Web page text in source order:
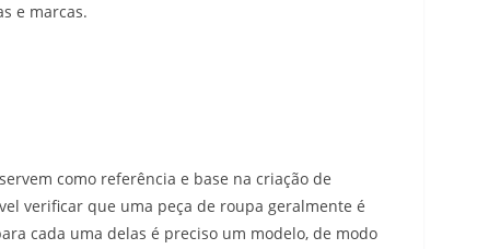
e marcas.
como referência e base na criação de
verificar que uma peça de roupa geralmente é
cada uma delas é preciso um modelo, de modo